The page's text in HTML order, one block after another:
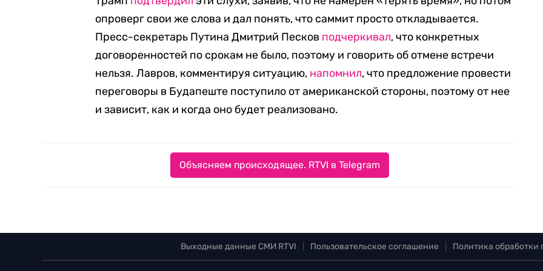
опроверг свои же слова и дал понять, что саммит просто откладывается.
Пресс-секретарь Путина Дмитрий Песков подчеркивал, что конкретных
договоренностей по срокам не было, поэтому и говорить об отмене встречи
нельзя. Лавров, комментируя ситуацию, напомнил, что предложение провести
переговоры в Будапеште поступило от американской стороны, поэтому от нее
и зависит, как и когда оно будет реализовано.
Объясняем происходящее. RTVI в Telegram
Выходные данные СМИ RTVI Пользовательское соглашение Политика